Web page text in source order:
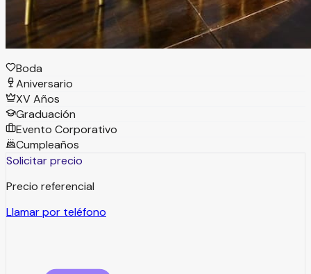
Tipos de eventos
Boda
Aniversario
XV Años
Graduación
Evento Corporativo
Cumpleaños
Solicitar precio
Precio referencial
Llamar por teléfono